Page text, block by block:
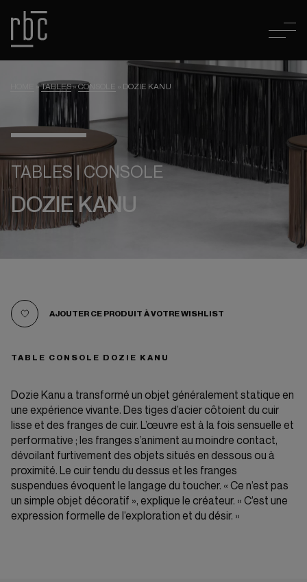
»TABLES»CONSOLE » DOZIE KANU
TABLES | CONSOLE
DOZIE KANU
AJOUTER CE PRODUIT À VOTRE WISHLIST
TABLE CONSOLE DOZIE KANU
Dozie Kanu a transformé un objet généralement statique en
une expérience vivante. Des tiges d’acier côtoient du cuir
lisse et des franges de cuir. L’œuvre est à la fois sensuelle et
performative ; les franges s’animent au moindre contact,
dévoilant furtivement des objets situés en dessous ou à
proximité. Le cuir tendu du dessus et les franges
suspendues évoquent le langage du toucher. « Ce n’est pas
un simple objet décoratif », explique le créateur. « C’est une
expression formelle de l’exploration et du désir. »